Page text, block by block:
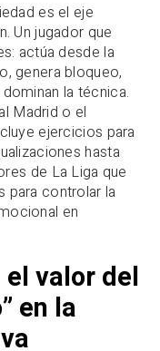
es el eje
Un jugador que
actúa desde la
genera bloqueo,
la técnica.
Madrid o el
ejercicios para
hasta
de La Liga que
controlar la
en
valor del
en la